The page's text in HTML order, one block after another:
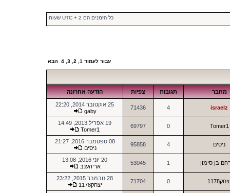
כל הזמנים הם UTC + 2 שעות
עבור לעמוד 1
2
3
4 הבא
מחבר תגובות צפיות הודעה אחרונה
israelz
4
71436
25 אוקטובר 2014, 22:20
gaby
Tomer1
0
69797
19 אפריל 2013, 14:49
Tomer1
ניסים 4
95858
08 ספטמבר 2016, 21:27
ניסים
בן סימון 1
53045
20 יוני 2016, 13:08
אריהענב
0
71704
28 נובמבר 2015, 23:22
יצחק1178